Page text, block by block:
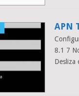
APN
8.1 7
Desliza